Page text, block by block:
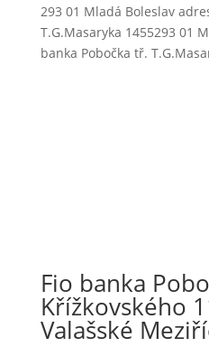
293 01 Mladá Boleslav
T.G.Masaryka 1455293 01
banka Pobočka tř.
Fio banka
Křížkovského
Valašské